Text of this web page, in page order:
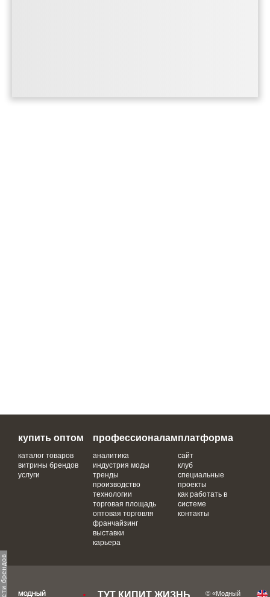
купить оптом
каталог товаров
витрины брендов
услуги
профессионалам
аналитика
индустрия моды
тренды
производство
технологии
торговая площадь
оптовая торговля
франчайзинг
выставки
карьера
платформа
сайт
клуб
специальные
проекты
как работать в
системе
контакты
ТУТ КИПИТ ЖИЗНЬ,
© «Модный